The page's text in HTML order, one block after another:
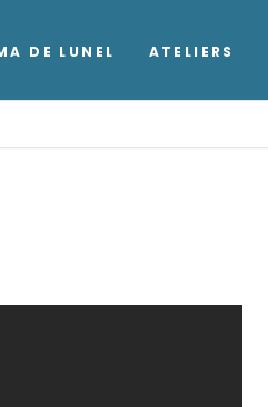
DE LUNEL ATELIERS